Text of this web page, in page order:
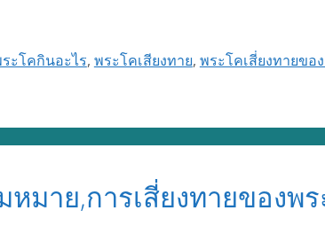
ะโคกินอะไร, พระโคเสียงทาย, พระโคเสี่ยงทายขอ
าย,การเสี่ยงทายของพร